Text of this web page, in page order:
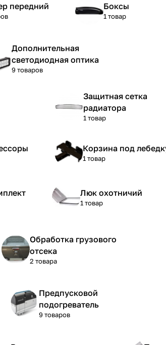
передний Боксы
1 товар
Дополнительная
светодиодная оптика
9 товаров
Защитная сетка
радиатора
1 товар
Корзина под
1 товар
Люк охотничий
1 товар
Обработка грузового
отсека
2 товара
Предпусковой
подогреватель
9 товаров